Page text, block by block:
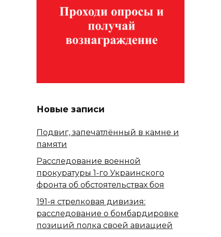
Новые записи
Подвиг, запечатлённый в камне и
памяти
Расследование военной
прокуратуры 1-го Украинского
фронта об обстоятельствах боя
191-я стрелковая дивизия:
расследование о бомбардировке
позиций полка своей авиацией